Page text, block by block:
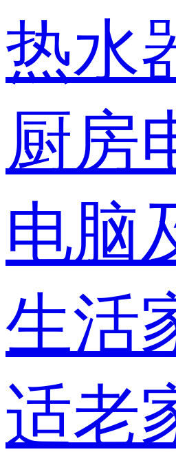
热水
厨房
电脑
生活
适老